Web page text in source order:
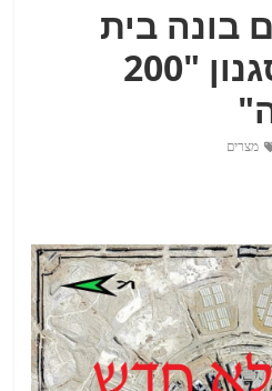
בונה בית
כלא נוסף בסגנון "200
מצרים